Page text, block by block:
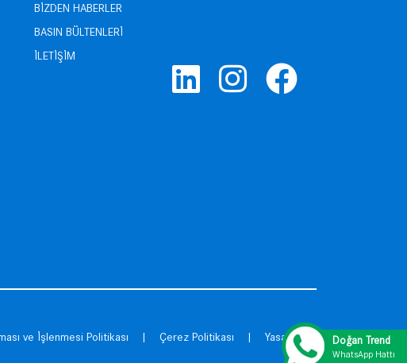
BİZDEN HABERLER
BASIN BÜLTENLERİ
İLETİŞİM
ve İşlenmesi Politikası | Çerez Politikası | Yasal Uyarı Doğan Trend
WhatsApp Hattı